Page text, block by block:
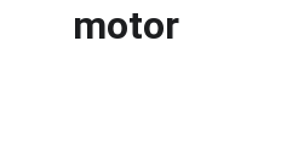
motor